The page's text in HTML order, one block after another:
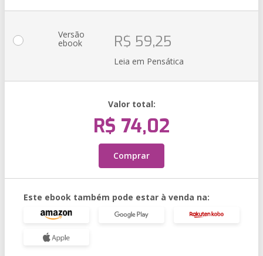
Versão
ebook R$ 59,25
Leia em Pensática
Valor total:
R$ 74,02
Comprar
Este ebook também pode estar à venda na: